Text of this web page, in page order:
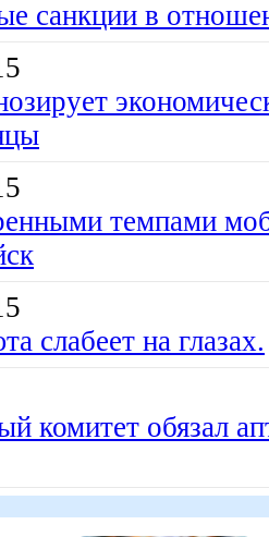
санкции в
темпами
слабеет на глазах.
комитет обязал